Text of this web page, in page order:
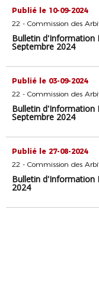
Publié le 10-09-2024
22 - Commission des
Bulletin d'Information
Septembre 2024
Publié le 03-09-2024
22 - Commission des
Bulletin d'Information
Septembre 2024
Publié le 27-08-2024
22 - Commission des
Bulletin d'Information
2024